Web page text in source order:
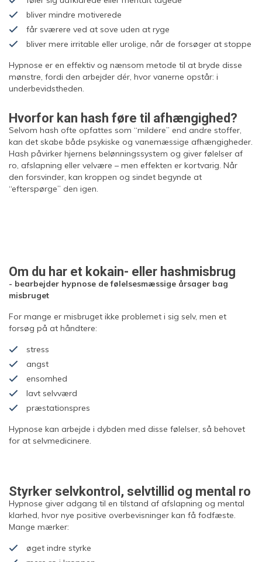
bliver mindre motiverede
får sværere ved at sove uden at ryge
bliver mere irritable eller urolige, når de forsøger at stoppe
Hypnose er en effektiv og nænsom metode til at bryde disse
mønstre, fordi den arbejder dér, hvor vanerne opstår: i
underbevidstheden.
Hvorfor kan hash føre til afhængighed?
Selvom hash ofte opfattes som “mildere” end andre stoffer,
kan det skabe både psykiske og vanemæssige afhængigheder.
Hash påvirker hjernens belønningssystem og giver følelser af
ro, afslapning eller velvære – men effekten er kortvarig. Når
den forsvinder, kan kroppen og sindet begynde at
“efterspørge” den igen.
Om du har et kokain- eller hashmisbrug
- bearbejder hypnose de følelsesmæssige årsager bag
misbruget
For mange er misbruget ikke problemet i sig selv, men et
forsøg på at håndtere:
stress
angst
ensomhed
lavt selvværd
præstationspres
Hypnose kan arbejde i dybden med disse følelser, så behovet
for at selvmedicinere.
Styrker selvkontrol, selvtillid og mental ro
Hypnose giver adgang til en tilstand af afslapning og mental
klarhed, hvor nye positive overbevisninger kan få fodfæste.
Mange mærker:
øget indre styrke